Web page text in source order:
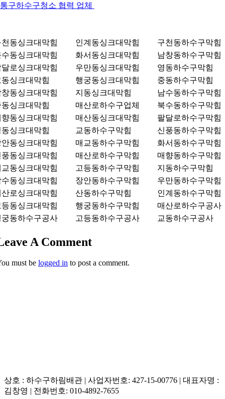
구하수구청소 협력 업체
동싱크대막힘 인계동싱크대막힘
구천동하수구막힘
동싱크대막힘
화서동싱크대막힘
남창동하수구막힘
로싱크대막힘
우만동싱크대막힘
영동하수구막힘
싱크대막힘
행궁동싱크대막힘
중동하수구막힘
동싱크대막힘
지동싱크대막힘
남수동하수구막힘
싱크대막힘
매산로하수구업체
북수동하수구막힘
동싱크대막힘
매산동싱크대막힘
팔달로하수구막힘
싱크대막힘
교동하수구막힘
신풍동하수구막힘
동싱크대막힘
매교동하수구막힘
화서동하수구막힘
동싱크대막힘
매산로하수구막힘
매향동하수구막힘
동싱크대막힘
고등동하수구막힘
지동하수구막힘
동싱크대막힘
장안동하수구막힘
우만동하수구막힘
로싱크대막힘
산동하수구막힘
인계동하수구막힘
동싱크대막힘
행궁동하수구막힘
매산로하수구공사
동하수구공사
고등동하수구공사 교동하수구공사
A Comment
must be logged in to post a comment.
상호 : 하수구하림배관 | 사업자번호: 427-15-00776 | 대표자명 :
김창영 | 전화번호: 010-4892-7655